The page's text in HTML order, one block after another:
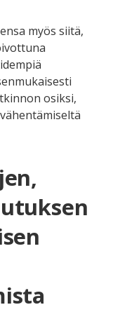
myös siitä,
osiksi,